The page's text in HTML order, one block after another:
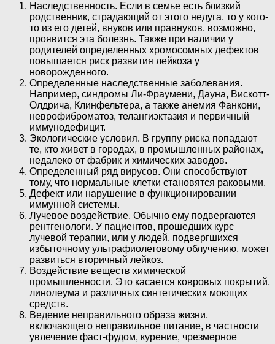
Наследственность. Если в семье есть близкий
родственник, страдающий от этого недуга, то у кого-
то из его детей, внуков или правнуков, возможно,
проявится эта болезнь. Также при наличии у
родителей определенных хромосомных дефектов
повышается риск развития лейкоза у
новорожденного.
Определенные наследственные заболевания.
Например, синдромы Ли-Фраумени, Дауна, Вискотт-
Олдрича, Клинфельтера, а также анемия Фанкони,
неврофиброматоз, телангиэктазия и первичный
иммунодефицит.
Экологические условия. В группу риска попадают
те, кто живет в городах, в промышленных районах,
недалеко от фабрик и химических заводов.
Определенный ряд вирусов. Они способствуют
тому, что нормальные клетки становятся раковыми.
Дефект или нарушение в функционировании
иммунной системы.
Лучевое воздействие. Обычно ему подвергаются
рентгенологи. У пациентов, прошедших курс
лучевой терапии, или у людей, подвергшихся
избыточному ультрафиолетовому облучению, может
развиться вторичный лейкоз.
Воздействие веществ химической
промышленности. Это касается ковровых покрытий,
линолеума и различных синтетических моющих
средств.
Ведение неправильного образа жизни,
включающего неправильное питание, в частности
увлечение фаст-фудом, курение, чрезмерное